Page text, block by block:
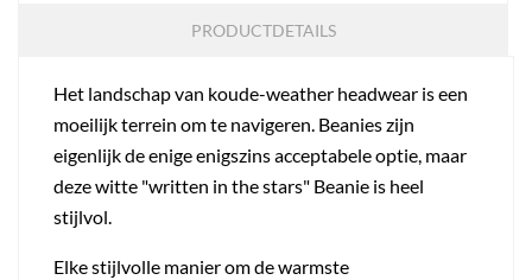
PRODUCTDETAILS
Het landschap van koude-weather headwear is een
moeilijk terrein om te navigeren. Beanies zijn
eigenlijk de enige enigszins acceptabele optie, maar
deze witte "written in the stars" Beanie is heel
stijlvol.
Elke stijlvolle manier om de warmste